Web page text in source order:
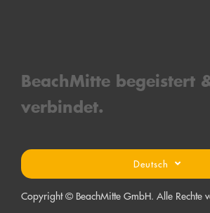
BeachMitte begeistert
verbindet.
Deutsch
Copyright © BeachMitte GmbH. Alle Rechte